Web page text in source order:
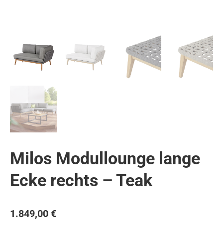
Milos Modullounge lange
Ecke rechts – Teak
1.849,00 €